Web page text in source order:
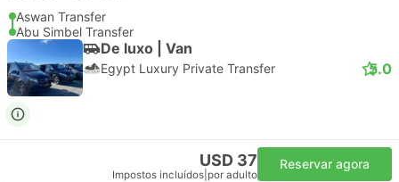
Aswan Transfer
Abu Simbel Transfer
De luxo | Van
Egypt Luxury Private Transfer 5.0
USD 37
Impostos incluídos por adulto
Reservar agora